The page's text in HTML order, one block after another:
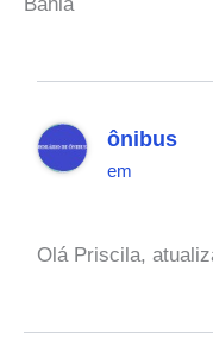
Bahia
ônibus
em
Olá Priscila,